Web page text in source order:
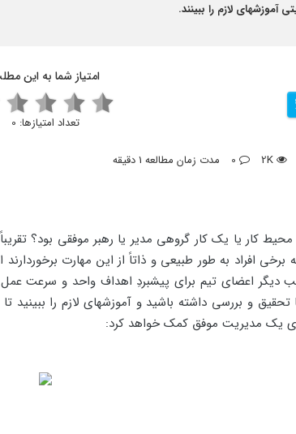
آموزشهای لازم را ببینند.
امتیاز شما به این
تعداد امتیازها: 0
2K مدت زمان مطالعه 1 دقیقه
کار یا یک کار گروهی مدیر یا رهبر موفقی بود؟
افراد به طور طبیعی و ذاتاً از این مهارت برخوردارند
دیگر اعضای تیم برای پیشبردِ اهداف واحد و سرعت
و بررسی داشته باشید و آموزشهای لازم را ببینید
یک مدیریت موفق کمک خواهد کرد: